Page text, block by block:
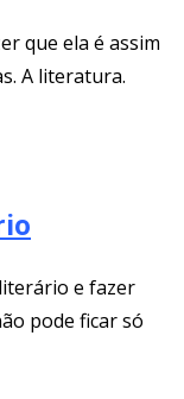
que ela é assim
A literatura.
e fazer
pode ficar só